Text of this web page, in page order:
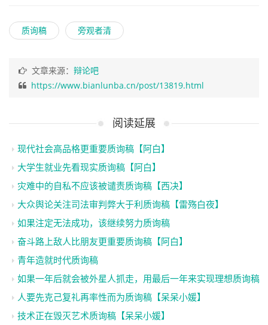
质询稿 旁观者清
文章来源： 辩论吧
https://www.bianlunba.cn/post/13819.html
阅读延展
现代社会高品格更重要质询稿【阿白】
大学生就业先看现实质询稿【阿白】
灾难中的自私不应该被谴责质询稿【西决】
大众舆论关注司法审判弊大于利质询稿【雷殇白夜】
如果注定无法成功，该继续努力质询稿
奋斗路上敌人比朋友更重要质询稿【阿白】
青年造就时代质询稿
如果一年后就会被外星人抓走，用最后一年来实现理想质询稿
人要先克己复礼再率性而为质询稿【呆呆小媛】
技术正在毁灭艺术质询稿【呆呆小媛】